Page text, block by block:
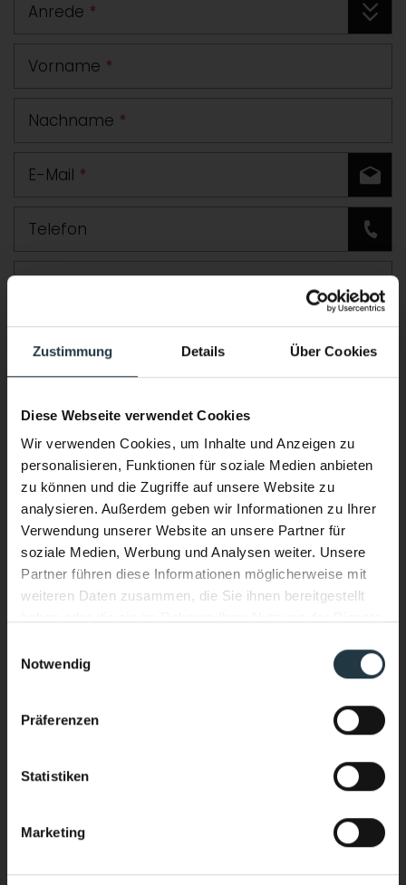
Zustimmung Details Über Cookies
Diese Webseite verwendet Cookies
Wir verwenden Cookies, um Inhalte und Anzeigen zu
personalisieren, Funktionen für soziale Medien anbieten
zu können und die Zugriffe auf unsere Website zu
analysieren. Außerdem geben wir Informationen zu Ihrer
Verwendung unserer Website an unsere Partner für
soziale Medien, Werbung und Analysen weiter. Unsere
Partner führen diese Informationen möglicherweise mit
weiteren Daten zusammen, die Sie ihnen bereitgestellt
Notwendig
Präferenzen
Statistiken
Marketing
Anrede *
Vorname *
Nachname *
E-Mail *
Telefon
Straße
Zusätzliche Angaben oder Fragen
Ich interessiere mich für:
Bergsport/Alpinismus (Klettern, Skitouring,
Sport & Aktivurlaub (Wandern, Skifahren, geführte
Yoga & Meditationkarp
Performance & Soul – jetzt auch
Ganzjährig beheizt. Mit Blick auf die
Stärker heimkommen als ankommen.